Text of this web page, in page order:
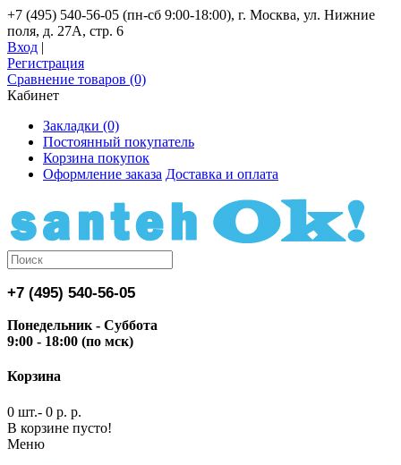
+7 (495) 540-56-05 (пн-сб 9:00-18:00), г. Москва, ул. Нижние
поля, д. 27А, стр. 6
Вход |
Регистрация
Сравнение товаров (0)
Кабинет
Закладки (0)
Постоянный покупатель
Корзина покупок
Оформление заказа Доставка и оплата
+7 (495) 540-56-05
Понедельник - Суббота
9:00 - 18:00 (по мск)
Корзина
0 шт.- 0 р. р.
В корзине пусто!
Меню